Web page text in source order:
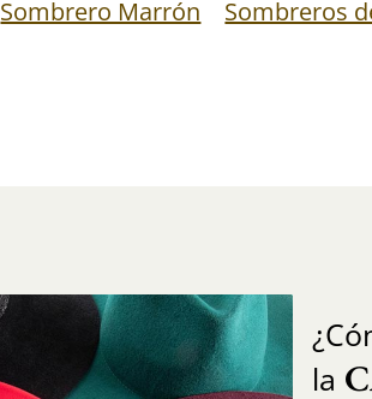
Sombrero Marrón Sombreros
la